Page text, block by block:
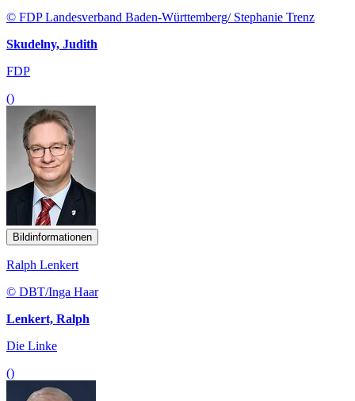
© FDP Landesverband Baden-Württemberg/ Stephanie Trenz
Skudelny, Judith
FDP
()
Bildinformationen
Ralph Lenkert
© DBT/Inga Haar
Lenkert, Ralph
Die Linke
()